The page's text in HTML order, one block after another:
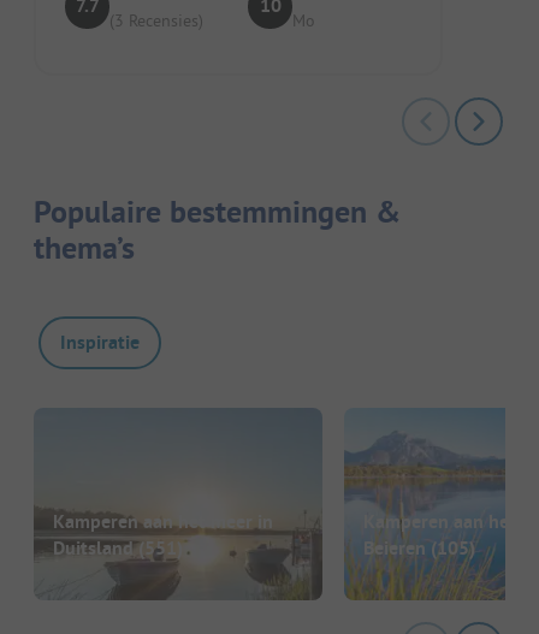
7.7
(3 Recensies)
10
Mo
Populaire bestemmingen &
thema’s
Inspiratie
Kamperen aan het meer in
Duitsland(551)
Kamperen aan het
Beieren(105)